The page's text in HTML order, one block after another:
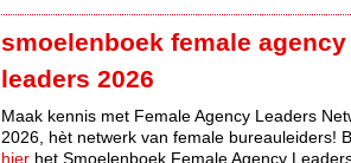
smoelenboek female agency
leaders 2026
Maak kennis met Female Agency Leaders
2026, hèt netwerk van female bureauleiders!
hier het Smoelenboek Female Agency